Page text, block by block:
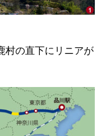
村の直下にリニアが